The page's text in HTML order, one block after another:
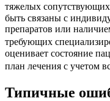
тяжелых
быть связаны с
препаратов или
требующих
оценивает состояние
план лечения с учетом
Типичные